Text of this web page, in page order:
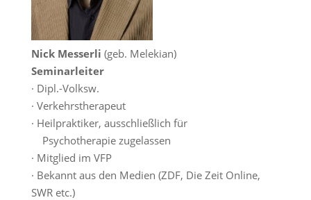
Nick Messerli (geb. Melekian)
Seminarleiter
· Dipl.-Volksw.
· Verkehrstherapeut
· Heilpraktiker, ausschließlich für
Psychotherapie zugelassen
· Mitglied im VFP
· Bekannt aus den Medien (ZDF, Die Zeit Online,
SWR etc.)